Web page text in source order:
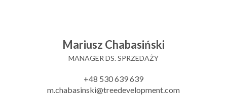
Mariusz Chabasiński
MANAGER DS. SPRZEDAŻY
+48 530 639 639
m.chabasinski@treedevelopment.com